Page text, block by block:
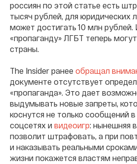
россиян по этой статье есть
тысяч рублей, для юридических
может достигать 10 млн рублей.
«пропаганду» ЛГБТ теперь
страны.
The Insider ранее обращал
документе отсутствует
«пропаганда». Это дает
выдумывать новые запреты,
коснутся не только сообщений
соцсетях и видеоигр: нынешняя
позволит штрафовать, а при
и наказывать реальными
жизни покажется властям